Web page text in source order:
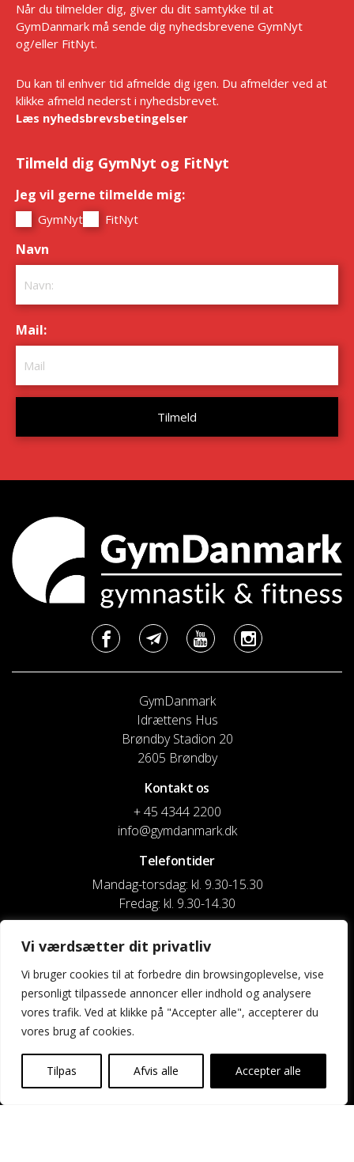
Vi værdsætter dit privatliv
Vi bruger cookies til at forbedre din browsingoplevelse, vise
personligt tilpassede annoncer eller indhold og analysere
vores trafik. Ved at klikke på "Accepter alle", accepterer du
vores brug af cookies.
Tilpas Afvis alle Accepter alle
Når du tilmelder dig, giver du dit samtykke til at
GymDanmark må sende dig nyhedsbrevene GymNyt
og/eller FitNyt.
Du kan til enhver tid afmelde dig igen. Du afmelder ved at
klikke afmeld nederst i nyhedsbrevet.
Læs nyhedsbrevsbetingelser
Tilmeld dig GymNyt og FitNyt
Jeg vil gerne tilmelde mig:
GymNyt FitNyt
Navn
Mail:
GymDanmark
Idrættens Hus
Brøndby Stadion 20
2605 Brøndby
Kontakt os
+ 45 4344 2200
info@gymdanmark.dk
Telefontider
Mandag-torsdag: kl. 9.30-15.30
Fredag: kl. 9.30-14.30
CVR nr. 20916818
Reg. & Kontonr.: 4180 3119119022
Privatlivspolitik og cookies
Kontakt os
Kalender